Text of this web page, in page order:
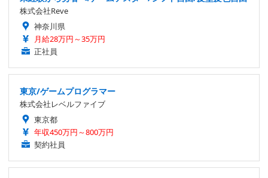
株式会社Reve
神奈川県
月給28万円～35万円
正社員
東京/ゲームプログラマー
株式会社レベルファイブ
東京都
年収450万円～800万円
契約社員